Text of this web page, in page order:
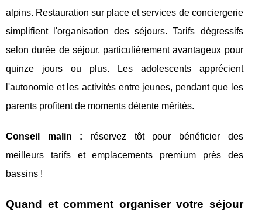
alpins. Restauration sur place et services de conciergerie
simplifient l'organisation des séjours. Tarifs dégressifs
selon durée de séjour, particulièrement avantageux pour
quinze jours ou plus. Les adolescents apprécient
l'autonomie et les activités entre jeunes, pendant que les
parents profitent de moments détente mérités.
Conseil malin : réservez tôt pour bénéficier des
meilleurs tarifs et emplacements premium près des
bassins !
Quand et comment organiser votre séjour